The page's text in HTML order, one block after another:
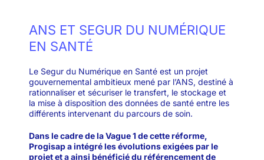
ANS ET SEGUR DU NUMÉRIQUE
EN SANTÉ
Le Segur du Numérique en Santé est un projet
gouvernemental ambitieux mené par l’ANS, destiné à
rationnaliser et sécuriser le transfert, le stockage et
la mise à disposition des données de santé entre les
différents intervenant du parcours de soin.
Dans le cadre de la Vague 1 de cette réforme,
Progisapa intégré les évolutions exigées par le
projet et a ainsi bénéficié du référencement de